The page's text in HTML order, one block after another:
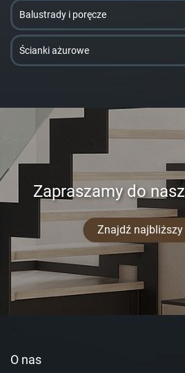
Balustrady i poręcze
Ścianki ażurowe
Zapraszamy do
Znajdź najbliższy
O nas